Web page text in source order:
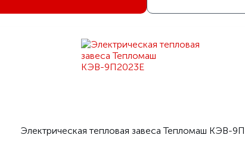
Электрическая тепловая завеса Тепломаш КЭВ-